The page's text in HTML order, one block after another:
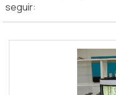
seguir: